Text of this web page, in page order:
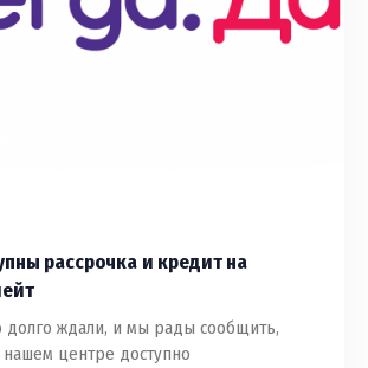
рассрочка и кредит на
долго ждали, и мы рады сообщить,
центре доступно